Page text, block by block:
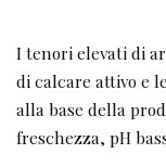
I tenori elevati di
di calcare attivo e
alla base della
freschezza, pH